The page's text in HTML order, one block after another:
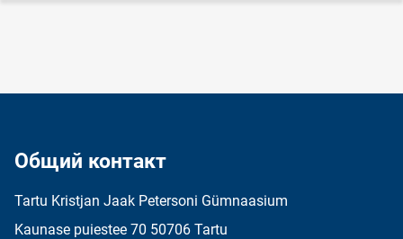
Общий контакт
Tartu Kristjan Jaak Petersoni Gümnaasium
Kaunase puiestee 70 50706 Tartu